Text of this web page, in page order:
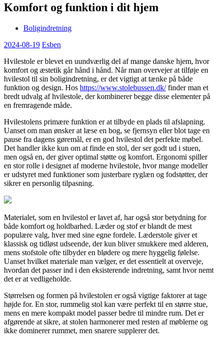
Komfort og funktion i dit hjem
Boligindretning
2024-08-19 Esben
Hvilestole er blevet en uundværlig del af mange danske hjem, hvor
komfort og æstetik går hånd i hånd. Når man overvejer at tilføje en
hvilestol til sin boligindretning, er det vigtigt at tænke på både
funktion og design. Hos https://www.stolebussen.dk/finder man et
bredt udvalg af hvilestole, der kombinerer begge disse elementer på
en fremragende måde.
Hvilestolens primære funktion er at tilbyde en plads til afslapning.
Uanset om man ønsker at læse en bog, se fjernsyn eller blot tage en
pause fra dagens gøremål, er en god hvilestol det perfekte møbel.
Det handler ikke kun om at finde en stol, der ser godt ud i stuen,
men også en, der giver optimal støtte og komfort. Ergonomi spiller
en stor rolle i designet af moderne hvilestole, hvor mange modeller
er udstyret med funktioner som justerbare ryglæn og fodstøtter, der
sikrer en personlig tilpasning.
Materialet, som en hvilestol er lavet af, har også stor betydning for
både komfort og holdbarhed. Læder og stof er blandt de mest
populære valg, hver med sine egne fordele. Læderstole giver et
klassisk og tidløst udseende, der kun bliver smukkere med alderen,
mens stofstole ofte tilbyder en blødere og mere hyggelig følelse.
Uanset hvilket materiale man vælger, er det essentielt at overveje,
hvordan det passer ind i den eksisterende indretning, samt hvor nemt
det er at vedligeholde.
Størrelsen og formen på hvilestolen er også vigtige faktorer at tage
højde for. En stor, rummelig stol kan være perfekt til en større stue,
mens en mere kompakt model passer bedre til mindre rum. Det er
afgørende at sikre, at stolen harmonerer med resten af møblerne og
ikke dominerer rummet, men snarere supplerer det.